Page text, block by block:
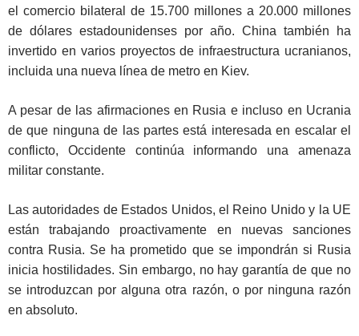
el comercio bilateral de 15.700 millones a 20.000 millones
de dólares estadounidenses por año. China también ha
invertido en varios proyectos de infraestructura ucranianos,
incluida una nueva línea de metro en Kiev.
A pesar de las afirmaciones en Rusia e incluso en Ucrania
de que ninguna de las partes está interesada en escalar el
conflicto, Occidente continúa informando una amenaza
militar constante.
Las autoridades de Estados Unidos, el Reino Unido y la UE
están trabajando proactivamente en nuevas sanciones
contra Rusia. Se ha prometido que se impondrán si Rusia
inicia hostilidades. Sin embargo, no hay garantía de que no
se introduzcan por alguna otra razón, o por ninguna razón
en absoluto.